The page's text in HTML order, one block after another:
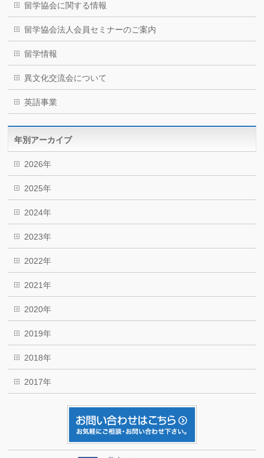
留学協会に関する情報
留学協会法人会員セミナーのご案内
留学情報
異文化交流会について
英語事業
年別アーカイブ
2026年
2025年
2024年
2023年
2022年
2021年
2020年
2019年
2018年
2017年